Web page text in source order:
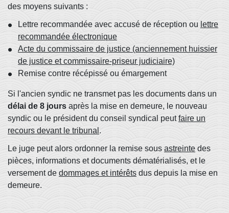
des moyens suivants :
Lettre recommandée avec accusé de réception ou lettre
recommandée électronique
Acte du commissaire de justice (anciennement huissier
de justice et commissaire-priseur judiciaire)
Remise contre récépissé ou émargement
Si l'ancien syndic ne transmet pas les documents dans un
délai de 8 jours après la mise en demeure, le nouveau
syndic ou le président du conseil syndical peutfaire un
recours devant le tribunal .
Le juge peut alors ordonner la remise sous astreinte des
pièces, informations et documents dématérialisés, et le
versement de dommages et intérêts dus depuis la mise en
demeure.